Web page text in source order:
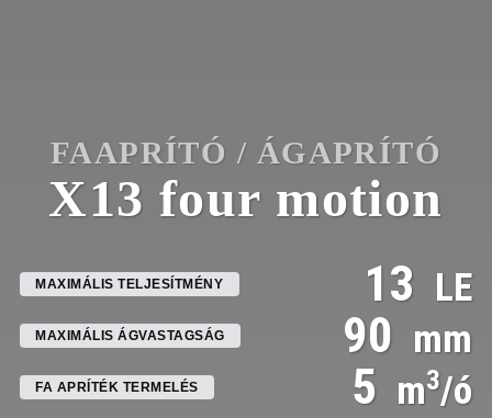
FAAPRÍTÓ / ÁGAPRÍTÓ
X13 four motion
MAXIMÁLIS TELJESÍTMÉNY 13 LE
MAXIMÁLIS ÁGVASTAGSÁG 90 mm
FA APRÍTÉK TERMELÉS 5 m3/ó